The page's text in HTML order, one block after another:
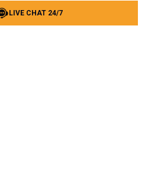
LIVE CHAT 24/7